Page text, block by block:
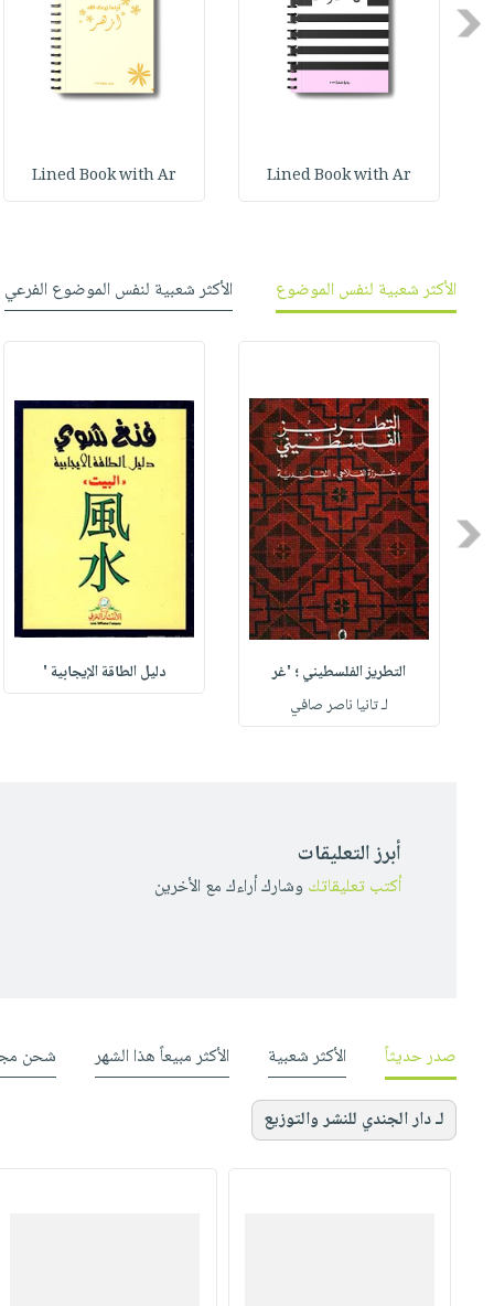
مناسبات
فيديوهات
وفرات
تواصل
عربة
Previous
Lined Book with Ar
Lined Book with Ar
الأكثر شعبية لنفس الموضوع
الأكثر شعبية لنفس الموضوع الفرعي
Previous
التطريز الفلسطيني ؛ 'غر
لـ تانيا ناصر صافي
دليل الطاقة الإيجابية '
أبرز التعليقات
أكتب تعليقاتك وشارك أراءك مع الأخرين
صدر حديثاً الأكثر شعبية الأكثر مبيعاً هذا الشهر شحن
لـ دار الجندي للنشر والتوزيع